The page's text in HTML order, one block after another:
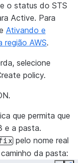
o status do STS
Active. Para
Ativando e
região AWS.
selecione
policy.
.
que permita que
e a pasta.
pelo nome real
da pasta: